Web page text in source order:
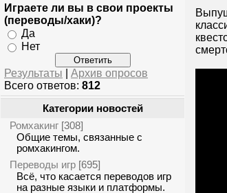
Играете ли вы в свои проекты
(переводы/хаки)?
Да
Нет
Результаты
Архив опросов
Всего ответов: 812
Категории новостей
Ромхакинг [308]
Общие темы, связанные с
ромхакингом.
Переводы игр [695]
Всё, что касается переводов игр
на разные языки и платформы.